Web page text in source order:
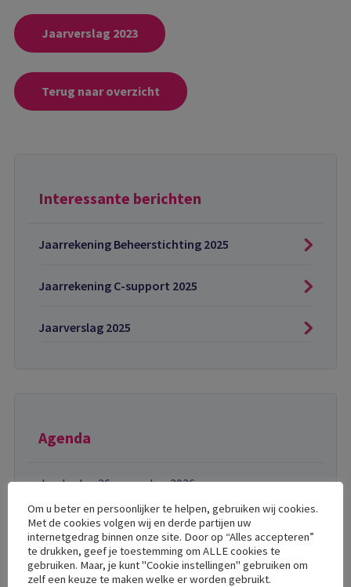
Jaarverslag 2023
Terug naar overzicht
Interessante berichten
Jaarrekening Beheerstichting 2025
Jaarrekening C-support 2025
Jaarverslag 2025
Agenda
donderdag 26 november 2026
Gratis training over post-COVID voor WMO-
consulenten
Om u beter en persoonlijker te helpen, gebruiken wij cookies.
Met de cookies volgen wij en derde partijen uw
internetgedrag binnen onze site. Door op “Alles accepteren”
te drukken, geef je toestemming om ALLE cookies te
gebruiken. Maar, je kunt "Cookie instellingen" gebruiken om
zelf een keuze te maken welke er worden gebruikt.